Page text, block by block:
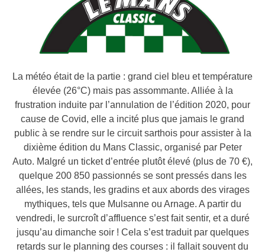
La météo était de la partie : grand ciel bleu et température
élevée (26°C) mais pas assommante. Alliée à la
frustration induite par l’annulation de l’édition 2020, pour
cause de Covid, elle a incité plus que jamais le grand
public à se rendre sur le circuit sarthois pour assister à la
dixième édition du Mans Classic, organisé par Peter
Auto. Malgré un ticket d’entrée plutôt élevé (plus de 70 €),
quelque 200 850 passionnés se sont pressés dans les
allées, les stands, les gradins et aux abords des virages
mythiques, tels que Mulsanne ou Arnage. A partir du
vendredi, le surcroît d’affluence s’est fait sentir, et a duré
jusqu’au dimanche soir ! Cela s’est traduit par quelques
retards sur le planning des courses : il fallait souvent du